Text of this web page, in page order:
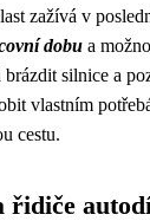
zažívá v
dobu a
silnice a
vlastním
cestu.
řidiče